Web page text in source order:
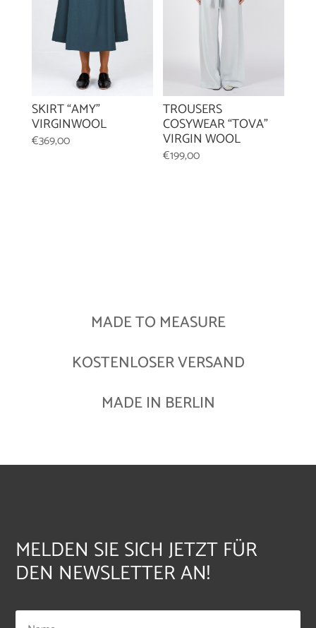
SKIRT “AMY”
VIRGINWOOL
€369,00
TROUSERS
COSYWEAR “TOVA”
VIRGIN WOOL
€199,00
MADE TO MEASURE
KOSTENLOSER VERSAND
MADE IN BERLIN
MELDEN SIE SICH JETZT FÜR
DEN NEWSLETTER AN!